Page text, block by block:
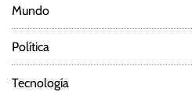
r
a
d
Mundo
Política
Tecnología